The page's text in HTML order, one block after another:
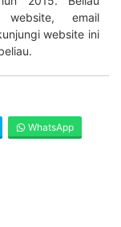
email
website ini
WhatsApp